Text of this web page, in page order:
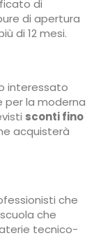
di
di apertura
di 12 mesi.
interessato
per la moderna
sconti fino
acquisterà
che
che
tecnico-